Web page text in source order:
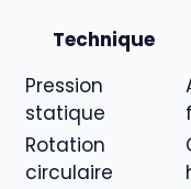
Technique
Pression
statique
Rotation
circulaire